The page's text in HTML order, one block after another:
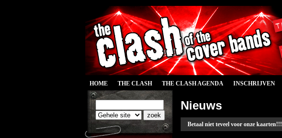
HOME THE CLASH THE CLASH AGENDA INSCHRIJVEN
Nieuws
Betaal niet teveel voor onze kaarten!!!